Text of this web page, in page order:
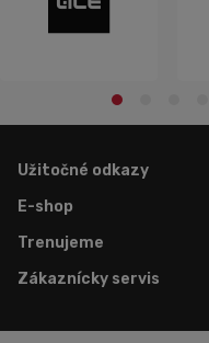
Užitočné odkazy
E-shop
Trenujeme
Zákaznícky servis